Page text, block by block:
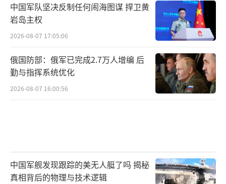
中国军队坚决反制任何闹海图谋 捍卫黄
岩岛主权
2026-08-07 17:05:06
俄国防部：俄军已完成2.7万人增编 后
勤与指挥系统优化
2026-08-07 16:00:56
中国军舰发现跟踪的美无人艇了吗 揭秘
真相背后的物理与技术逻辑